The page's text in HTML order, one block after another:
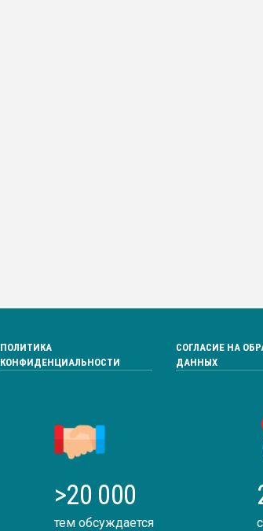
ПОЛИТИКА
КОНФИДЕНЦИАЛЬНОСТИ
СОГЛАСИЕ НА
ДАННЫХ
>20 000
тем обсуждается